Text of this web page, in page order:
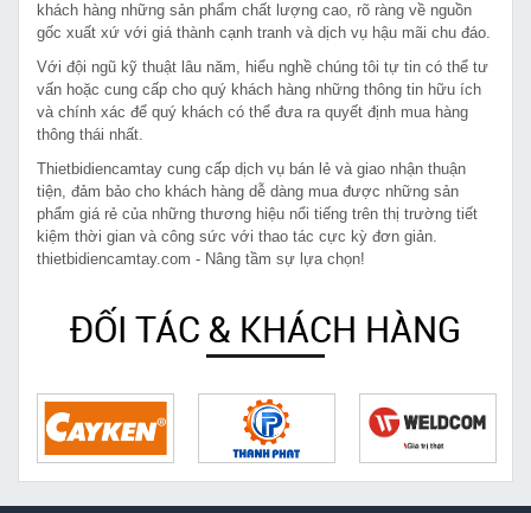
khách hàng những sản phẩm chất lượng cao, rõ ràng về nguồn
gốc xuất xứ với giá thành cạnh tranh và dịch vụ hậu mãi chu đáo.
Với đội ngũ kỹ thuật lâu năm, hiểu nghề chúng tôi tự tin có thể tư
vấn hoặc cung cấp cho quý khách hàng những thông tin hữu ích
và chính xác để quý khách có thể đưa ra quyết định mua hàng
thông thái nhất.
Thietbidiencamtay cung cấp dịch vụ bán lẻ và giao nhận thuận
tiện, đảm bảo cho khách hàng dễ dàng mua được những sản
phẩm giá rẻ của những thương hiệu nổi tiếng trên thị trường tiết
kiệm thời gian và công sức với thao tác cực kỳ đơn giản.
thietbidiencamtay.com - Nâng tầm sự lựa chọn!
ĐỐI TÁC & KHÁCH HÀNG